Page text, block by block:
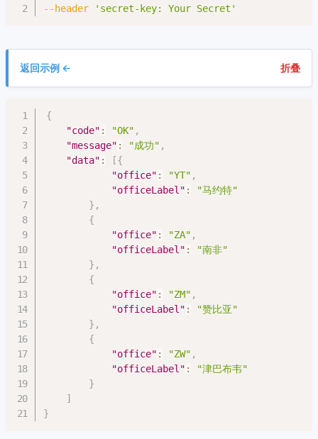
--header
'secret-key: Your Secret'
返回示例 <- 折叠
{
"code" : "OK" ,
"message" : "成功" ,
"data" : [{
"office" : "YT" ,
"officeLabel" :
"马约特"
} ,
{
"office" : "ZA" ,
"officeLabel" :
"南非"
} ,
{
"office" : "ZM" ,
"officeLabel" :
"赞比亚"
} ,
{
"office" : "ZW" ,
"officeLabel" :
"津巴布韦"
}
]
}